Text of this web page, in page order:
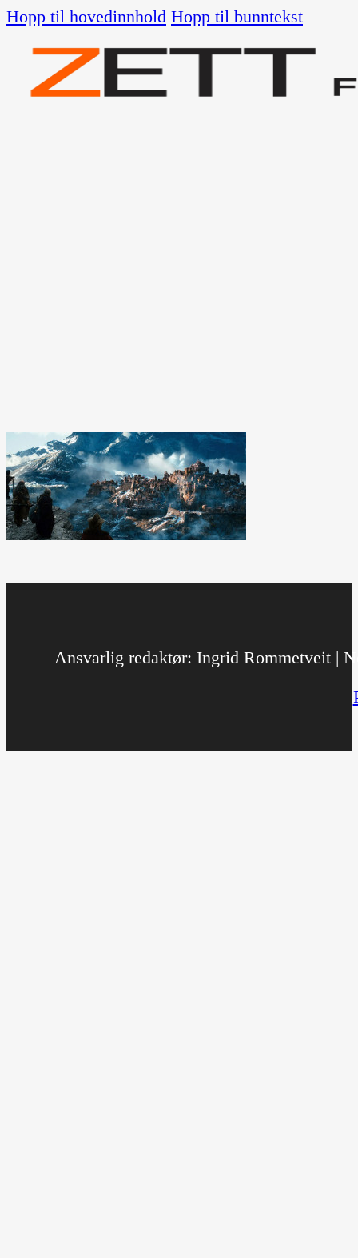
Hopp til hovedinnhold Hopp til bunntekst
Ansvarlig redaktør: Ingrid Rommetveit |